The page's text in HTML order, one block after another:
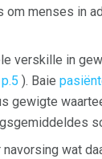
om menses in
verskille in
p.5 ). Baie
gewigte
wat